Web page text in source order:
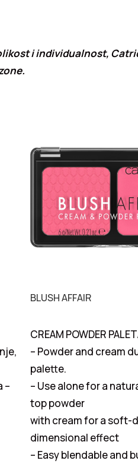
i individualnost,
–
BLUSH AFFAIR
CREAM POWDER
– Powder and cream
palette.
– Use alone for a
top powder
with cream for a soft-
dimensional effect
– Easy blendable and